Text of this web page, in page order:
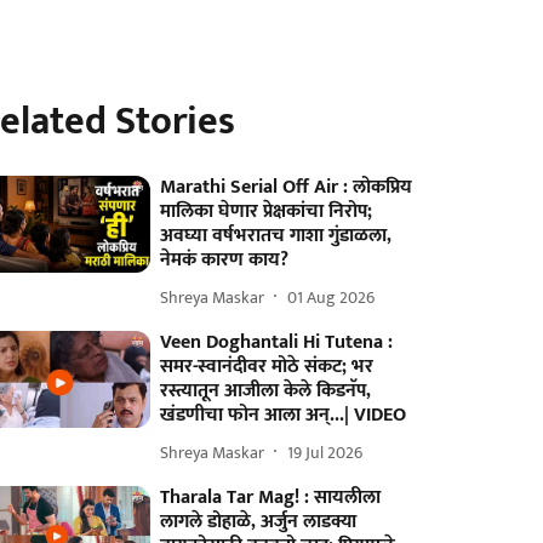
Stories
Marathi Serial Off Air : लोकप्रिय
मालिका घेणार प्रेक्षकांचा निरोप;
अवघ्या वर्षभरातच गाशा गुंडाळला,
नेमकं कारण काय?
Shreya Maskar 01 Aug 2026
Veen Doghantali Hi Tutena :
समर-स्वानंदीवर मोठे संकट; भर
रस्त्यातून आजीला केले किडनॅप,
खंडणीचा फोन आला अन्...| VIDEO
Shreya Maskar 19 Jul 2026
Tharala Tar Mag! : सायलीला
लागले डोहाळे, अर्जुन लाडक्या